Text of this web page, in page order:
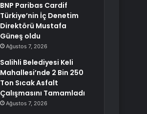
BNP Paribas Cardif
Türkiye’nin İç Denetim
Direktörü Mustafa
Güneş oldu
Ağustos 7, 2026
Salihli Belediyesi Keli
Mahallesi’nde 2 Bin 250
Ton Sıcak Asfalt
Çalışmasını Tamamladı
Ağustos 7, 2026